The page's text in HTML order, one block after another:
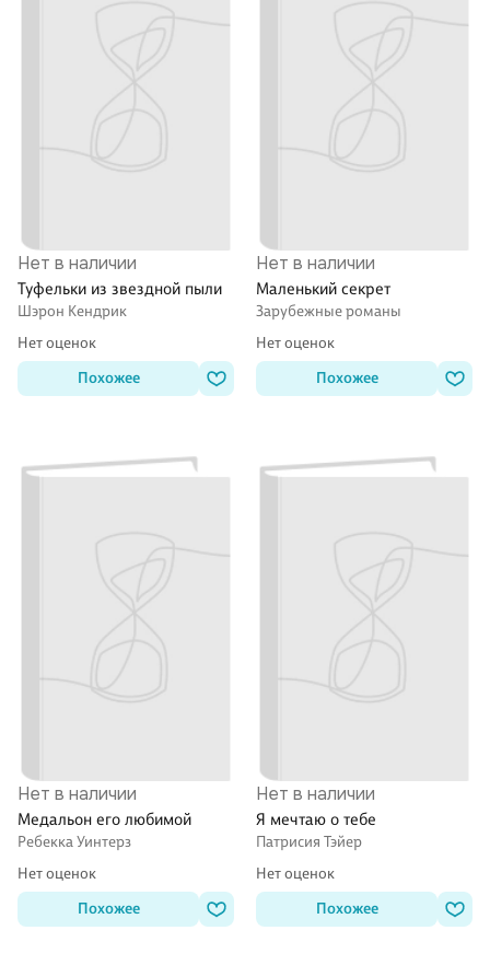
Нет в наличии
Туфельки из звездной пыли
Шэрон Кендрик
Нет оценок
Похожее
Нет в наличии
Маленький секрет
Зарубежные романы
Нет оценок
Похожее
Нет в наличии
Медальон его любимой
Ребекка Уинтерз
Нет оценок
Похожее
Нет в наличии
Я мечтаю о тебе
Патрисия Тэйер
Нет оценок
Похожее